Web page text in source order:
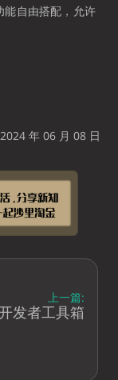
自由搭配，允许
年 06 月 08 日
上一篇:
发者工具箱